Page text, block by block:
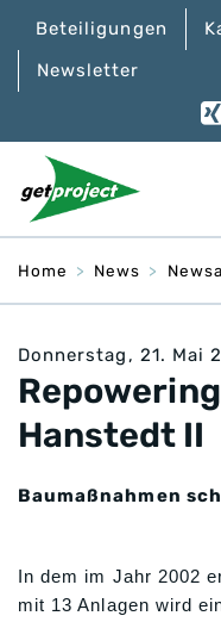
Beteiligungen
Newsletter
Home News
Donnerstag, 21. Mai
Hanstedt II
Baumaßnahmen
In dem im Jahr 2002
mit 13 Anlagen wird